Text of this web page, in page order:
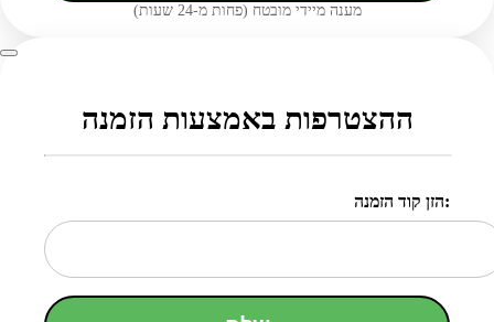
מענה מיידי מובטח (פחות מ-24 שעות)
ההצטרפות באמצעות הזמנה
הזן קוד הזמנה: